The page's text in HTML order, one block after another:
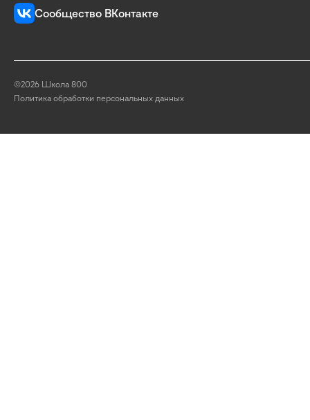
Сообщество ВКонтакте
©2026 Школа 800
Политика обработки персональных данных